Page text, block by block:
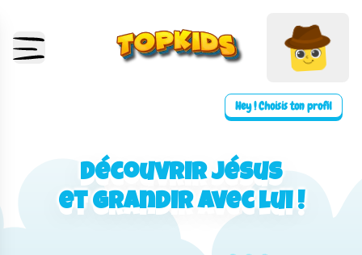
Hey ! Choisis ton profil
Découvrir Jésus
et grandir avec lui !
Découvrir Jésus
et grandir avec lui !